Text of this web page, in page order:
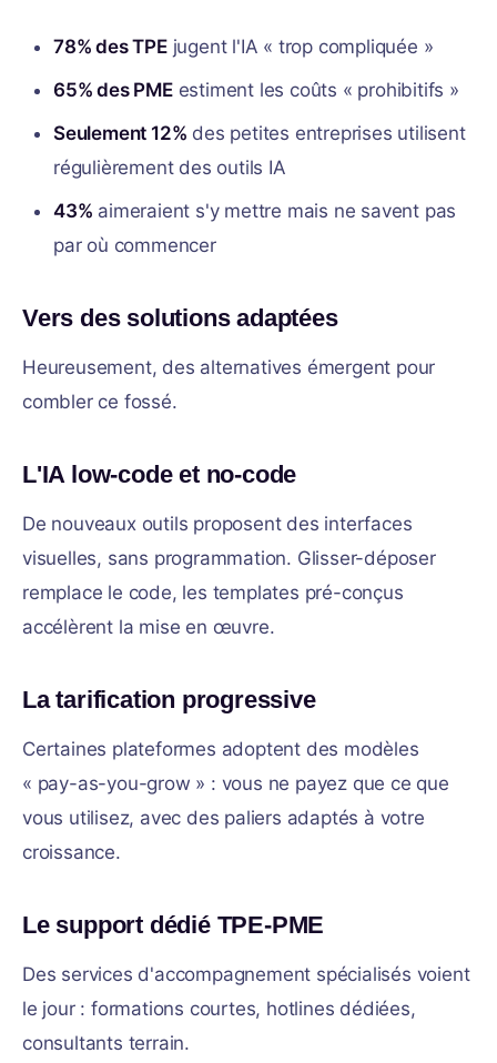
78% des TPEjugent l'IA « trop compliquée »
65% des PMEestiment les coûts « prohibitifs »
Seulement 12% des petites entreprises utilisent
régulièrement des outils IA
43% aimeraient s'y mettre mais ne savent pas
par où commencer
Vers des solutions adaptées
Heureusement, des alternatives émergent pour
combler ce fossé.
L'IA low-code et no-code
De nouveaux outils proposent des interfaces
visuelles, sans programmation. Glisser-déposer
remplace le code, les templates pré-conçus
accélèrent la mise en œuvre.
La tarification progressive
Certaines plateformes adoptent des modèles
« pay-as-you-grow » : vous ne payez que ce que
vous utilisez, avec des paliers adaptés à votre
croissance.
Le support dédié TPE-PME
Des services d'accompagnement spécialisés voient
le jour : formations courtes, hotlines dédiées,
consultants terrain.